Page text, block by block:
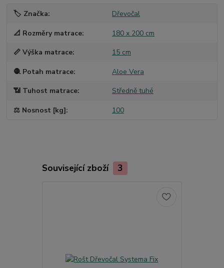
🏷️ Značka Dřevočal
📐 Rozměry matrace 180 x 200 cm
📏 Výška matrace 15 cm
🧶 Potah matrace Aloe Vera
📶 Tuhost matrace Středně tuhé
⚖️ Nosnost [kg] 100
Související zboží 3